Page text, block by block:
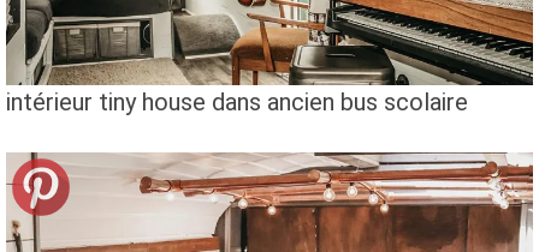
intérieur tiny house dans ancien bus scolaire